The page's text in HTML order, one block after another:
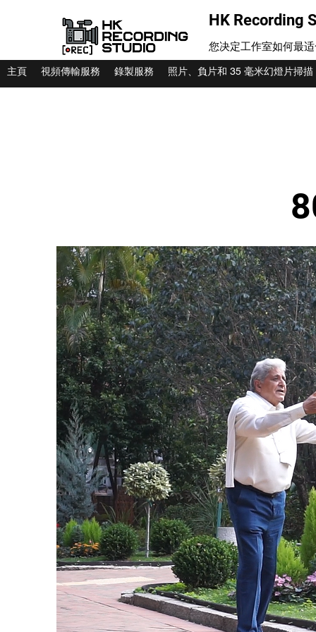
HK Recording
您决定工作室如何最
主頁 視頻傳輸服務 錄製服務 照片、負片和 35 毫米幻燈片掃描